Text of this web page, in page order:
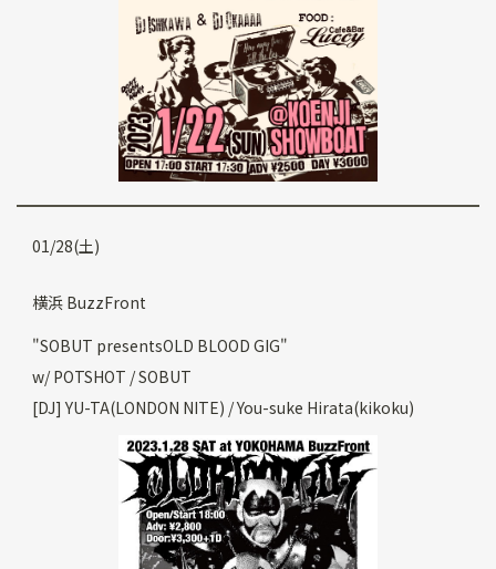
01/28(土)
横浜 BuzzFront
"SOBUT presentsOLD BLOOD GIG"
w/ POTSHOT / SOBUT
[DJ] YU-TA(LONDON NITE) / You-suke Hirata(kikoku)